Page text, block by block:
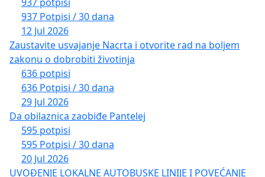
937 Potpisi / 30 dana
12 Jul 2026
Zaustavite usvajanje Nacrta i otvorite rad na boljem
zakonu o dobrobiti životinja
636 potpisi
636 Potpisi / 30 dana
29 Jul 2026
Da obilaznica zaobiđe Pantelej
595 potpisi
595 Potpisi / 30 dana
20 Jul 2026
UVOĐENJE LOKALNE AUTOBUSKE LINIJE I POVEĆANJE